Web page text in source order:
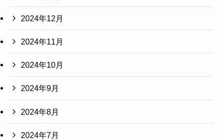
2024年12月
2024年11月
2024年10月
2024年9月
2024年8月
2024年7月